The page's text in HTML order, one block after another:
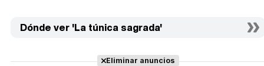
Dónde ver 'La túnica sagrada'
Eliminar anuncios